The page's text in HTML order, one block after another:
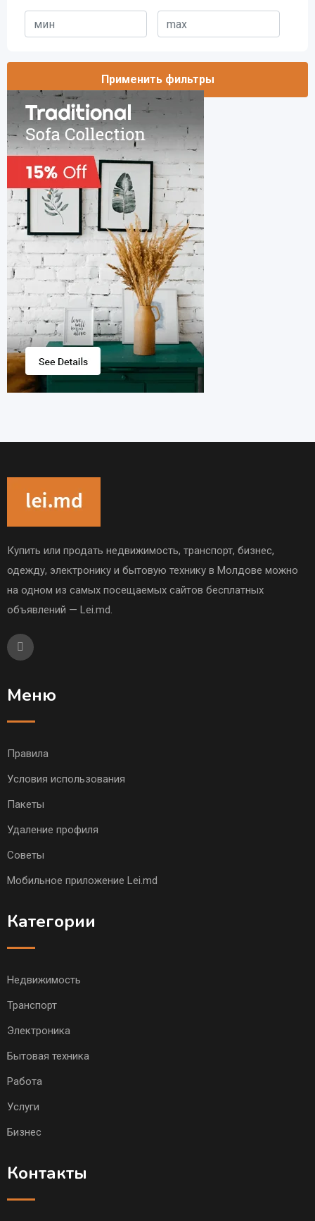
Применить фильтры
Купить или продать недвижимость, транспорт, бизнес,
одежду, электронику и бытовую технику в Молдове можно
на одном из самых посещаемых сайтов бесплатных
объявлений — Lei.md.
Меню
Правила
Условия использования
Пакеты
Удаление профиля
Советы
Мобильное приложение Lei.md
Категории
Недвижимость
Транспорт
Электроника
Бытовая техника
Работа
Услуги
Бизнес
Контакты